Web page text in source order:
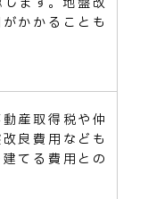
かかることも
産取得税や仲
良費用なども
てる費用との